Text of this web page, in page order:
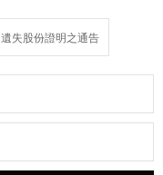
遺失股份證明之通告